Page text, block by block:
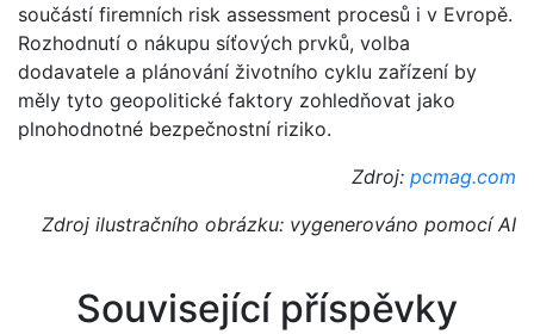
součástí firemních risk assessment procesů i v Evropě.
Rozhodnutí o nákupu síťových prvků, volba
dodavatele a plánování životního cyklu zařízení by
měly tyto geopolitické faktory zohledňovat jako
plnohodnotné bezpečnostní riziko.
Zdroj: pcmag.com
Zdroj ilustračního obrázku: vygenerováno pomocí AI
Související příspěvky